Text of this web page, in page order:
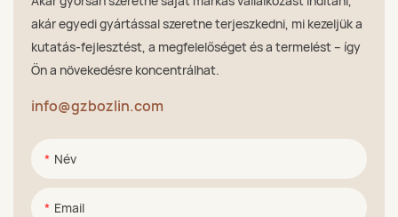
akár egyedi gyártással szeretne terjeszkedni, mi kezeljük a
kutatás-fejlesztést, a megfelelőséget és a termelést – így
Ön a növekedésre koncentrálhat.
info@gzbozlin.com
Név
Email